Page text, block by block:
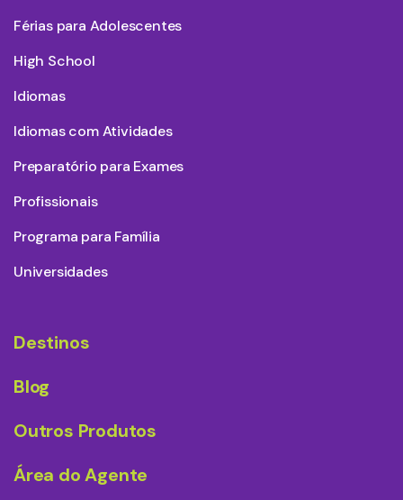
Férias para Adolescentes
High School
Idiomas
Idiomas com Atividades
Preparatório para Exames
Profissionais
Programa para Família
Universidades
Destinos
Blog
Outros Produtos
Área do Agente